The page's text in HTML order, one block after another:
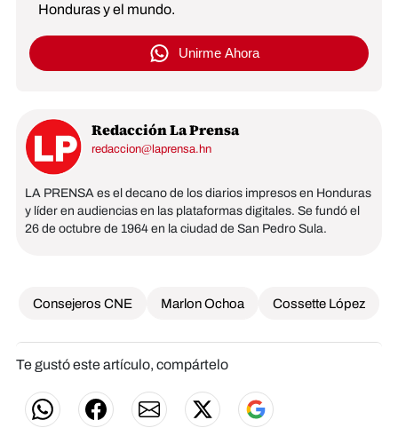
Honduras y el mundo.
Unirme Ahora
Redacción La Prensa
redaccion@laprensa.hn
LA PRENSA es el decano de los diarios impresos en Honduras
y líder en audiencias en las plataformas digitales. Se fundó el
26 de octubre de 1964 en la ciudad de San Pedro Sula.
Consejeros CNE Marlon Ochoa Cossette López
Te gustó este artículo, compártelo